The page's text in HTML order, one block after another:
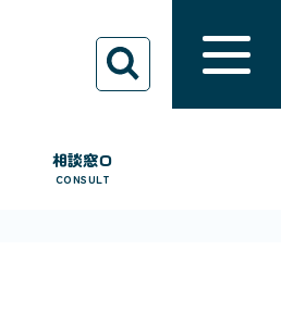
相談窓口
CONSULT